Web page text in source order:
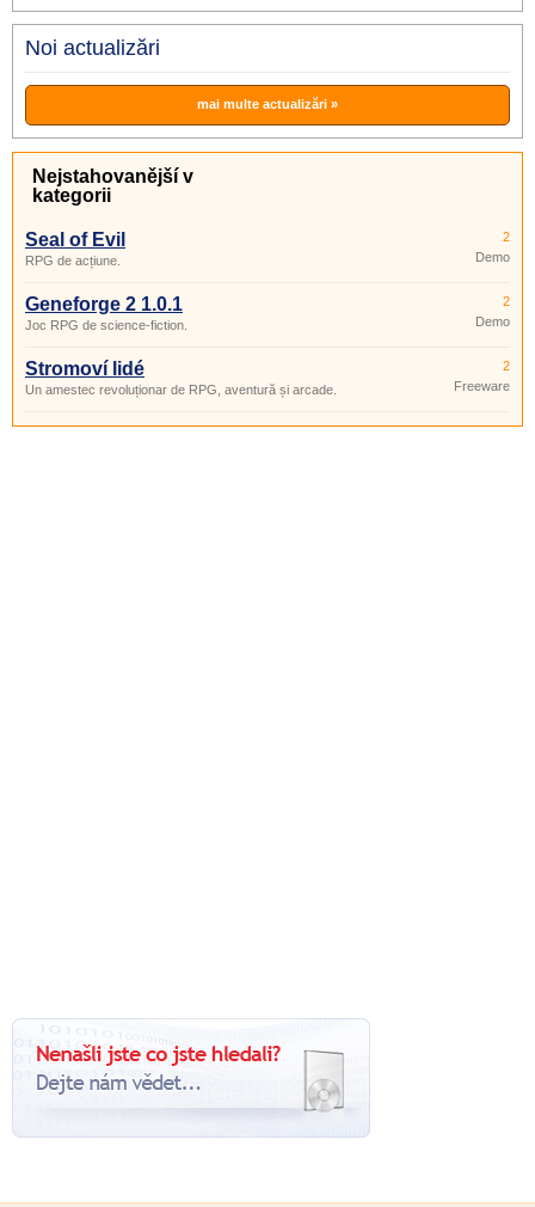
Noi actualizări
mai multe actualizări »
Nejstahovanější v
kategorii
Seal of Evil
RPG de acțiune.
2
Demo
Geneforge 2 1.0.1
Joc RPG de science-fiction.
2
Demo
Stromoví lidé
Un amestec revoluționar de RPG, aventură și arcade.
2
Freeware